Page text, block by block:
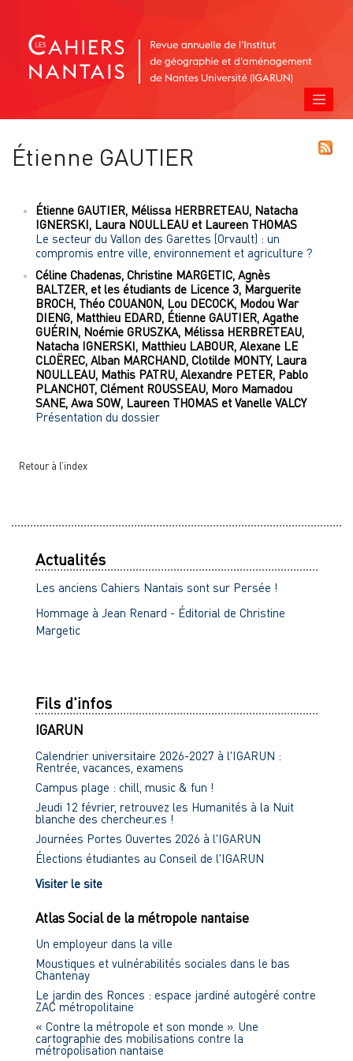
Étienne GAUTIER
Étienne GAUTIER Mélissa HERBRETEAU Natacha
IGNERSKI Laura NOULLEAU et Laureen THOMAS
Le secteur du Vallon des Garettes (Orvault) : un
compromis entre ville, environnement et agriculture ?
Céline Chadenas Christine MARGETIC Agnès
BALTZER et les étudiants de Licence 3 Marguerite
BROCH Théo COUANON Lou DECOCK Modou War
DIENG Matthieu EDARD Étienne GAUTIER Agathe
GUÉRIN Noémie GRUSZKA Mélissa HERBRETEAU
Natacha IGNERSKI Matthieu LABOUR Alexane LE
CLOËREC Alban MARCHAND Clotilde MONTY, Laura
NOULLEAU Mathis PATRU Alexandre PETER Pablo
PLANCHOT, Clément ROUSSEAU Moro Mamadou
SANE Awa SOW, Laureen THOMAS et Vanelle VALCY
Présentation du dossier
Retour à l’index
Actualités
Les anciens Cahiers Nantais sont sur Persée !
Hommage à Jean Renard - Éditorial de Christine
Margetic
Fils d'infos
IGARUN
Calendrier universitaire 2026-2027 à l'IGARUN :
Rentrée, vacances, examens
Campus plage : chill, music & fun !
Jeudi 12 février, retrouvez les Humanités à la Nuit
blanche des chercheur.es !
Journées Portes Ouvertes 2026 à l'IGARUN
Élections étudiantes au Conseil de l'IGARUN
Visiter le site
Atlas Social de la métropole nantaise
Un employeur dans la ville
Moustiques et vulnérabilités sociales dans le bas
Chantenay
Le jardin des Ronces : espace jardiné autogéré contre
ZAC métropolitaine
« Contre la métropole et son monde ». Une
cartographie des mobilisations contre la
métropolisation nantaise